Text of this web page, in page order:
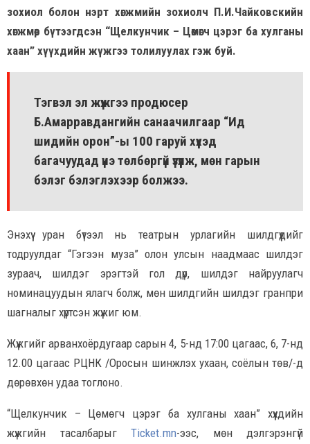
зохиол болон нэрт хөгжмийн зохиолч П.И.Чайковскийн
хөгжмөөр бүтээгдсэн “Щелкунчик – Цөмөгч цэрэг ба хулганы
хаан” хүүхдийн жүжгээ толилуулах гэж буй.
Тэгвэл эл жүжгээ продюсер
Б.Амарравдангийн санаачилгаар “Ид
шидийн орон”-ы 100 гаруй хүүхэд
багачуудад үнэ төлбөргүй үзүүлж, мөн гарын
бэлэг бэлэглэхээр болжээ.
Энэхүү уран бүтээл нь театрын урлагийн шилдгүүдийг
тодруулдаг “Гэгээн муза” олон улсын наадмаас шилдэг
зураач, шилдэг эрэгтэй гол дүр, шилдэг найруулагч
номинацуудын ялагч болж, мөн шилдгийн шилдэг гранпри
шагналыг хүртсэн жүжиг юм.
Жүжгийг арванхоёрдугаар сарын 4, 5-нд 17:00 цагаас, 6, 7-нд
12.00 цагаас РЦНК /Оросын шинжлэх ухаан, соёлын төв/-д
дөрөвхөн удаа тоглоно.
“Щелкунчик – Цөмөгч цэрэг ба хулганы хаан” хүүхдийн
жүжгийн тасалбарыг Ticket.mn-ээс, мөн дэлгэрэнгүй